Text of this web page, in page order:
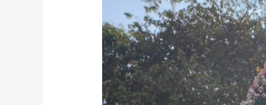
快
樂
/
新
年